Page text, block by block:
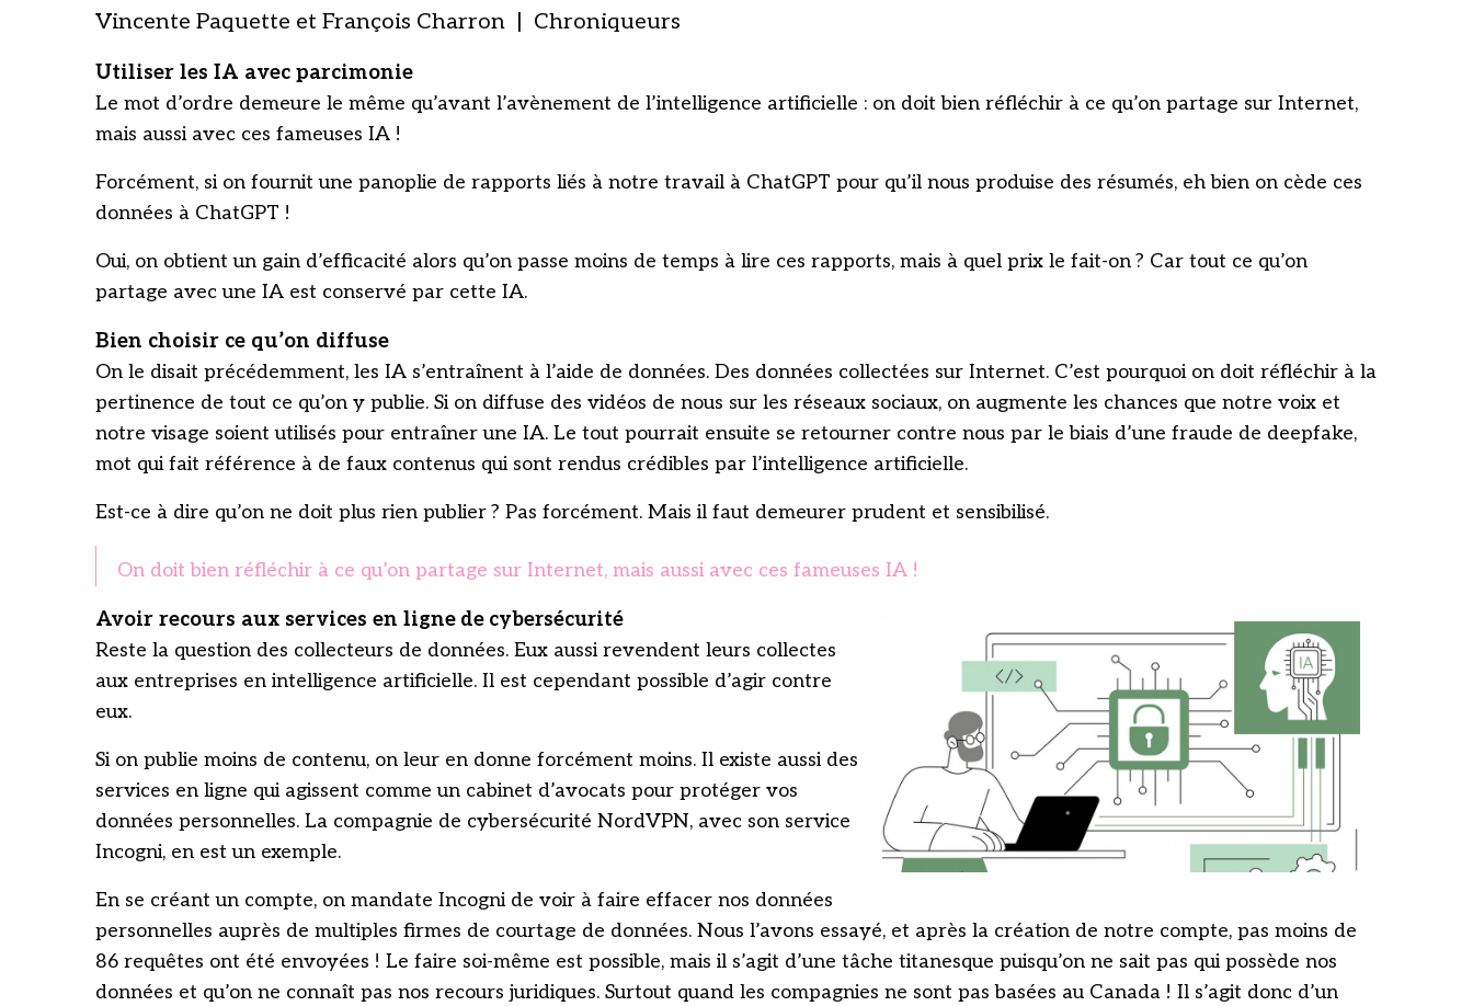
Vincente Paquette et François Charron | Chroniqueurs
Utiliser les IA avec parcimonie
Le mot d’ordre demeure le même qu’avant l’avènement de l’intelligence artificielle : on doit bien réfléchir à ce qu’on partage sur Internet,
mais aussi avec ces fameuses IA !
Forcément, si on fournit une panoplie de rapports liés à notre travail à ChatGPT pour qu’il nous produise des résumés, eh bien on cède ces
données à ChatGPT !
Oui, on obtient un gain d’efficacité alors qu’on passe moins de temps à lire ces rapports, mais à quel prix le fait-on ? Car tout ce qu’on
partage avec une IA est conservé par cette IA.
Bien choisir ce qu’on diffuse
On le disait précédemment, les IA s’entraînent à l’aide de données. Des données collectées sur Internet. C’est pourquoi on doit réfléchir à la
pertinence de tout ce qu’on y publie. Si on diffuse des vidéos de nous sur les réseaux sociaux, on augmente les chances que notre voix et
notre visage soient utilisés pour entraîner une IA. Le tout pourrait ensuite se retourner contre nous par le biais d’une fraude de deepfake,
mot qui fait référence à de faux contenus qui sont rendus crédibles par l’intelligence artificielle.
Est-ce à dire qu’on ne doit plus rien publier ? Pas forcément. Mais il faut demeurer prudent et sensibilisé.
On doit bien réfléchir à ce qu’on partage sur Internet, mais aussi avec ces fameuses IA !
Avoir recours aux services en ligne de cybersécurité
Reste la question des collecteurs de données. Eux aussi revendent leurs collectes
aux entreprises en intelligence artificielle. Il est cependant possible d’agir contre
eux.
Si on publie moins de contenu, on leur en donne forcément moins. Il existe aussi des
services en ligne qui agissent comme un cabinet d’avocats pour protéger vos
données personnelles. La compagnie de cybersécurité NordVPN, avec son service
Incogni, en est un exemple.
En se créant un compte, on mandate Incogni de voir à faire effacer nos données
personnelles auprès de multiples firmes de courtage de données. Nous l’avons essayé, et après la création de notre compte, pas moins de
86 requêtes ont été envoyées ! Le faire soi-même est possible, mais il s’agit d’une tâche titanesque puisqu’on ne sait pas qui possède nos
données et qu’on ne connaît pas nos recours juridiques. Surtout quand les compagnies ne sont pas basées au Canada ! Il s’agit donc d’un